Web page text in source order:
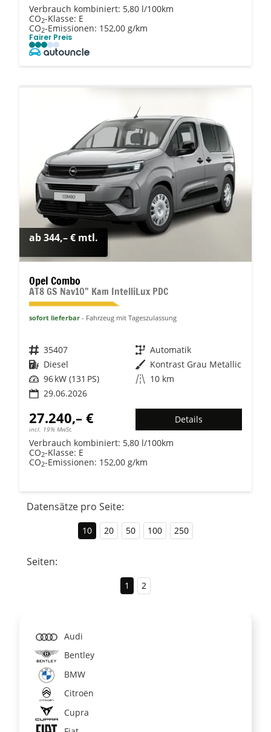
Verbrauch kombiniert: 5,80 l/100km
CO2-Klasse: E
CO2-Emissionen: 152,00 g/km
Fairer Preis
ab 344,– € mtl.
Opel Combo
AT8 GS Nav10" Kam IntelliLux PDC
sofort lieferbar Fahrzeug mit Tageszulassung
Fahrzeugnr. 35407 Getriebe Automatik
Kraftstoff Diesel Außenfarbe Kontrast Grau Metallic
Leistung 96 kW (131 PS) Kilometerstand 10 km
29.06.2026
27.240,– €
incl. 19% MwSt.
Details
Verbrauch kombiniert: 5,80 l/100km
CO2-Klasse: E
CO2-Emissionen: 152,00 g/km
Datensätze pro Seite:
10 20 50 100 250
Seiten:
1 2
Audi
Bentley
BMW
Citroën
Cupra